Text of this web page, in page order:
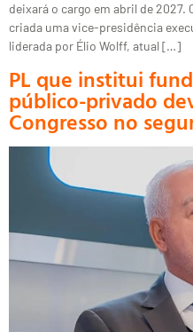
deixará o cargo em abril de
criada uma vice-presidência
liderada por Élio Wolff, atual […]
PL que institui
público-privado
Congresso no